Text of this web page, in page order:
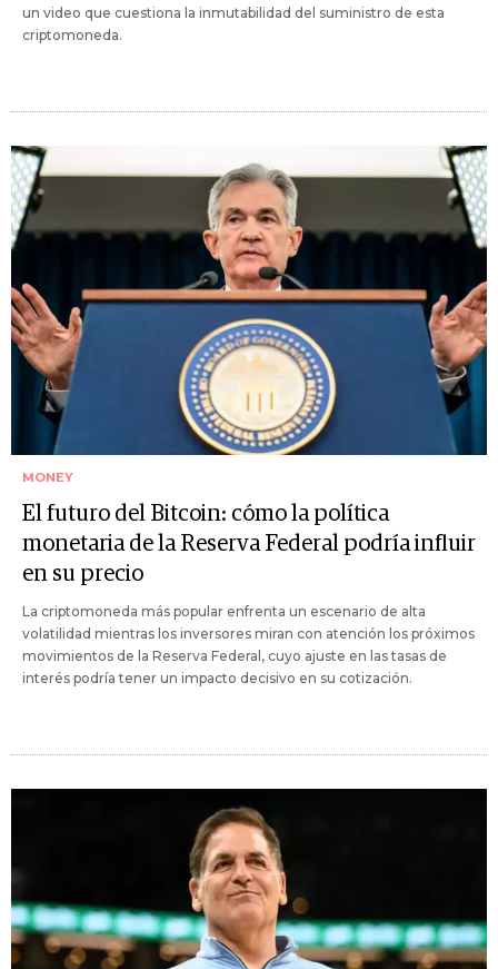
un video que cuestiona la inmutabilidad del suministro de esta
criptomoneda.
MONEY
El futuro del Bitcoin: cómo la política
monetaria de la Reserva Federal podría influir
en su precio
La criptomoneda más popular enfrenta un escenario de alta
volatilidad mientras los inversores miran con atención los próximos
movimientos de la Reserva Federal, cuyo ajuste en las tasas de
interés podría tener un impacto decisivo en su cotización.